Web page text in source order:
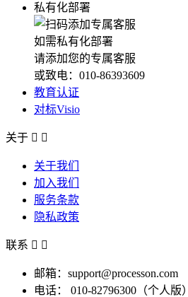
私有化部署
如需私有化部署
请添加您的专属客服
或致电：010-86393609
教育认证
对标Visio
关于  
关于我们
加入我们
服务条款
隐私政策
联系  
邮箱：support@processon.com
电话：
010-82796300（个人版）